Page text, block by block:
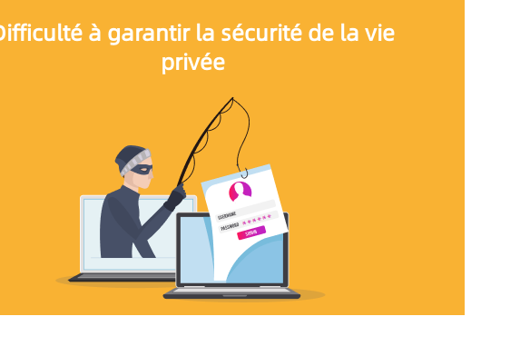
à garantir la sécurité de la vie
privée